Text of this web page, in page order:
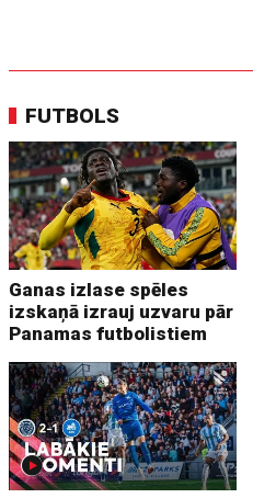
FUTBOLS
Ganas izlase spēles
izskaņā izrauj uzvaru pār
Panamas futbolistiem